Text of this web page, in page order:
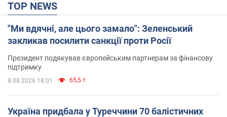
TOP NEWS
"Ми вдячні, але цього замало": Зеленський
закликав посилити санкції проти Росії
Президент подякував європейським партнерам за фінансову
підтримку
8.08.2026 18:01 65,5 т.
Україна придбала у Туреччини 70 балістичних